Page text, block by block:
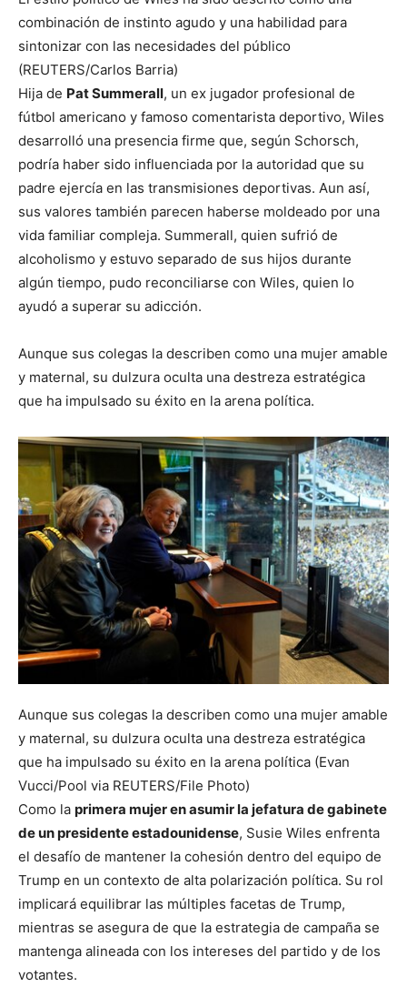
combinación de instinto agudo y una habilidad para
sintonizar con las necesidades del público
(REUTERS/Carlos Barria)
Hija de Pat Summerall, un ex jugador profesional de
fútbol americano y famoso comentarista deportivo, Wiles
desarrolló una presencia firme que, según Schorsch,
podría haber sido influenciada por la autoridad que su
padre ejercía en las transmisiones deportivas. Aun así,
sus valores también parecen haberse moldeado por una
vida familiar compleja. Summerall, quien sufrió de
alcoholismo y estuvo separado de sus hijos durante
algún tiempo, pudo reconciliarse con Wiles, quien lo
ayudó a superar su adicción.
Aunque sus colegas la describen como una mujer amable
y maternal, su dulzura oculta una destreza estratégica
que ha impulsado su éxito en la arena política.
Aunque sus colegas la describen como una mujer amable
y maternal, su dulzura oculta una destreza estratégica
que ha impulsado su éxito en la arena política (Evan
Vucci/Pool via REUTERS/File Photo)
Como la primera mujer en asumir la jefatura de gabinete
de un presidente estadounidense, Susie Wiles enfrenta
el desafío de mantener la cohesión dentro del equipo de
Trump en un contexto de alta polarización política. Su rol
implicará equilibrar las múltiples facetas de Trump,
mientras se asegura de que la estrategia de campaña se
mantenga alineada con los intereses del partido y de los
votantes.